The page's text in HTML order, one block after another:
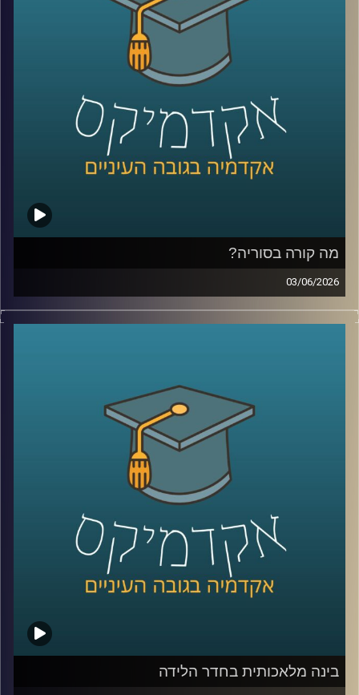
כן, אנשים ברחבי העולם שמים כסף אמיתי על העתיד. על
מלחמות, פוליטיקה, דת, אסונות ואפילו סוף העולם.
ובזמן שרובנו צורכים חדשות כדי להבין מה קורה, יש אנשים
שפשוט נכנסים לפולימרקט כדי לראות “מה הסיכויים” ועל
הדרך גם מרוויחים כסף.
אז מה זה בכלל שוק חיזוי?
למה אנשים התחילו להאמין לפלטפורמות האלה יותר מלסקרים
אירועים עולמיים? והאם יכול להיות שפלטפורמות כאלה כבר
לא רק מנבאות את המציאות, אלא גם מתחילות לעצב אותה?
כדי להבין את העולם הזה, נמצא איתנו היום פרופ’ צחי חייט
מאוניברסיטת רייכמן, שחוקר חוכמת המונים, רשתות חברתיות
ואמינות מידע, ואחד החוקרים הבולטים בישראל בתחום שווקי
החיזוי
מה קורה בסוריה?
03/06/2026
מה בעצם קורה היום בסוריה?
מי שולט שם? מי נלחם במי? איך טורקיה הפכה לשחקן כל כך
נדמה שאחרי יותר מעשור של מלחמה, רוב הישראלים כבר
איבדו את היכולת להבין את התמונה.
אז היום ננסה לעשות סדר ולהבין איך נראה המזרח התיכון
החדש שנבנה ממש מעבר לגבול שלנו.
היום נארח את ד״ר מיכאל ברק, מרצה וחוקר בבית ספר לאודר
לממשל, דיפלומטיה ואסטרטגיה ב־אוניברסיטת רייכמן, וחוקר
בכיר ב־המכון למדיניות נגד טרור, מומחה לאיסלאם רדיקלי.
קרדיט תמונות:AudioVersity
בינה מלאכותית בחדר הלידה